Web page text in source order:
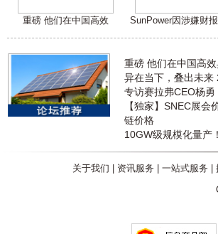
重磅 他们在中国高效 SunPower因涉嫌财
重磅 他们在中国高
异在当下，叠出未来
专访赛拉弗CEO杨
【独家】SNEC展
链价格
10GW级规模化量产
关于我们 资讯服务 一站式服务